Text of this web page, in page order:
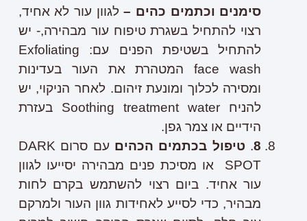
סימנים וכתמים כהים –לגוון עור לא אחיד,
רצוי להתחיל בשגרת טיפוח עור מבהירה,- יש
להתחיל בשטיפת הפנים עם: Exfoliating
face wash המטהרת את העור בעדינות
ומסירה לכלוך ומונעת זיהום. לאחר הניקוי, יש
להניח Soothing treatment water בעזרת
הידיים או צמר גפן.
8
. טיפול בכתמים הכהים
עם סרום DARK
SPOT או מסיכת פנים מבהירה יסייעו לגוון
עור אחיד. ביום רצוי להשתמש בקרם לחות
מבהיר, כדי לסייע לאחידות גוון העור ולמרקם